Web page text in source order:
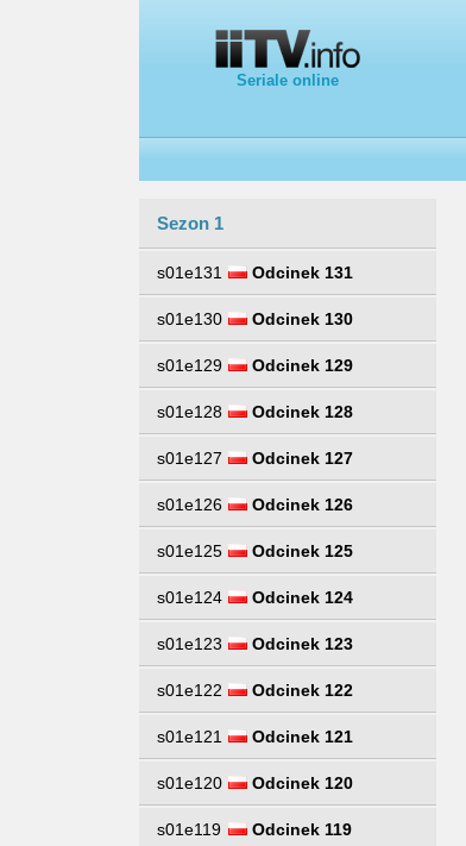
Seriale online
Sezon 1
s01e131 Odcinek 131
s01e130 Odcinek 130
s01e129 Odcinek 129
s01e128 Odcinek 128
s01e127 Odcinek 127
s01e126 Odcinek 126
s01e125 Odcinek 125
s01e124 Odcinek 124
s01e123 Odcinek 123
s01e122 Odcinek 122
s01e121 Odcinek 121
s01e120 Odcinek 120
s01e119 Odcinek 119